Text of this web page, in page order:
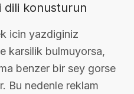
dili konusturun
icin yazdiginiz
karsilik bulmuyorsa,
benzer bir sey gorse
Bu nedenle reklam